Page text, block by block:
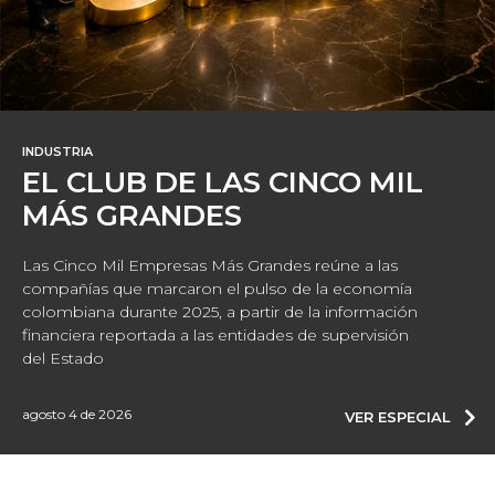
INDUSTRIA
EL CLUB DE LAS CINCO MIL
MÁS GRANDES
Las Cinco Mil Empresas Más Grandes reúne a las
compañías que marcaron el pulso de la economía
colombiana durante 2025, a partir de la información
financiera reportada a las entidades de supervisión
del Estado
agosto 4 de 2026 VER ESPECIAL